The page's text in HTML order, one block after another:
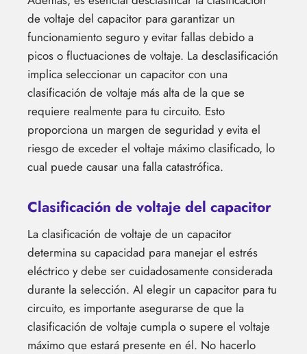
de voltaje del capacitor para garantizar un
funcionamiento seguro y evitar fallas debido a
picos o fluctuaciones de voltaje. La desclasificación
implica seleccionar un capacitor con una
clasificación de voltaje más alta de la que se
requiere realmente para tu circuito. Esto
proporciona un margen de seguridad y evita el
riesgo de exceder el voltaje máximo clasificado, lo
cual puede causar una falla catastrófica.
Clasificación de voltaje del capacitor
La clasificación de voltaje de un capacitor
determina su capacidad para manejar el estrés
eléctrico y debe ser cuidadosamente considerada
durante la selección. Al elegir un capacitor para tu
circuito, es importante asegurarse de que la
clasificación de voltaje cumpla o supere el voltaje
máximo que estará presente en él. No hacerlo